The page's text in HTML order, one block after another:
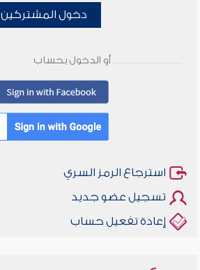
دخول المشتركين
أو الدخول بحساب
استرجاع الرمز السري
تسجيل عضو جديد
إعادة تفعيل حساب